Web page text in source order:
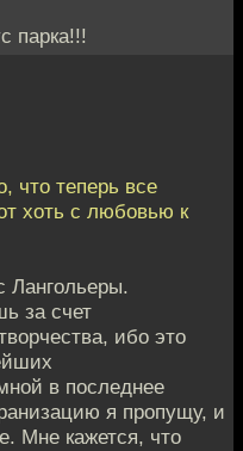
парка!!!
что теперь все
хоть с любовью к
Лангольеры.
за счет
ибо это
в последнее
я пропущу, и
Мне кажется, что